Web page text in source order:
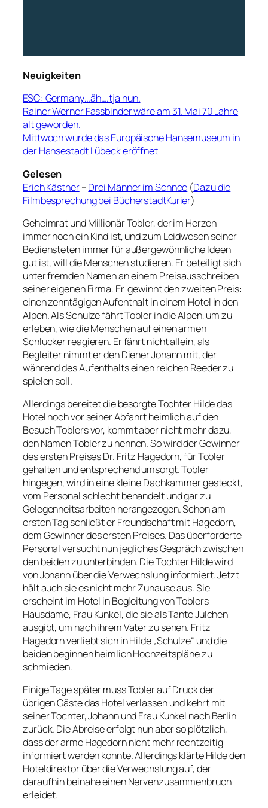
Neuigkeiten
ESC: Germany…äh….tja nun.
Rainer Werner Fassbinder wäre am 31. Mai 70 Jahre
alt geworden.
Mittwoch wurde das Europäische Hansemuseum in
der Hansestadt Lübeck eröffnet
Gelesen
Erich Kästner–Drei Männer im Schnee (Dazu die
Filmbesprechung bei BücherstadtKurier)
Geheimrat und Millionär Tobler, der im Herzen
immer noch ein Kind ist, und zum Leidwesen seiner
Bediensteten immer für außergewöhnliche Ideen
gut ist, will die Menschen studieren. Er beteiligt sich
unter fremden Namen an einem Preisausschreiben
seiner eigenen Firma. Er gewinnt den zweiten Preis:
einen zehntägigen Aufenthalt in einem Hotel in den
Alpen. Als Schulze fährt Tobler in die Alpen, um zu
erleben, wie die Menschen auf einen armen
Schlucker reagieren. Er fährt nicht allein, als
Begleiter nimmt er den Diener Johann mit, der
während des Aufenthalts einen reichen Reeder zu
spielen soll.
Allerdings bereitet die besorgte Tochter Hilde das
Hotel noch vor seiner Abfahrt heimlich auf den
Besuch Toblers vor, kommt aber nicht mehr dazu,
den Namen Tobler zu nennen. So wird der Gewinner
des ersten Preises Dr. Fritz Hagedorn, für Tobler
gehalten und entsprechend umsorgt. Tobler
hingegen, wird in eine kleine Dachkammer gesteckt,
vom Personal schlecht behandelt und gar zu
Gelegenheitsarbeiten herangezogen. Schon am
ersten Tag schließt er Freundschaft mit Hagedorn,
dem Gewinner des ersten Preises. Das überforderte
Personal versucht nun jegliches Gespräch zwischen
den beiden zu unterbinden. Die Tochter Hilde wird
von Johann über die Verwechslung informiert. Jetzt
hält auch sie es nicht mehr Zuhause aus. Sie
erscheint im Hotel in Begleitung von Toblers
Hausdame, Frau Kunkel, die sie als Tante Julchen
ausgibt, um nach ihrem Vater zu sehen. Fritz
Hagedorn verliebt sich in Hilde „Schulze“ und die
beiden beginnen heimlich Hochzeitspläne zu
schmieden.
Einige Tage später muss Tobler auf Druck der
übrigen Gäste das Hotel verlassen und kehrt mit
seiner Tochter, Johann und Frau Kunkel nach Berlin
zurück. Die Abreise erfolgt nun aber so plötzlich,
dass der arme Hagedorn nicht mehr rechtzeitig
informiert werden konnte. Allerdings klärte Hilde den
Hoteldirektor über die Verwechslung auf, der
daraufhin beinahe einen Nervenzusammenbruch
erleidet.